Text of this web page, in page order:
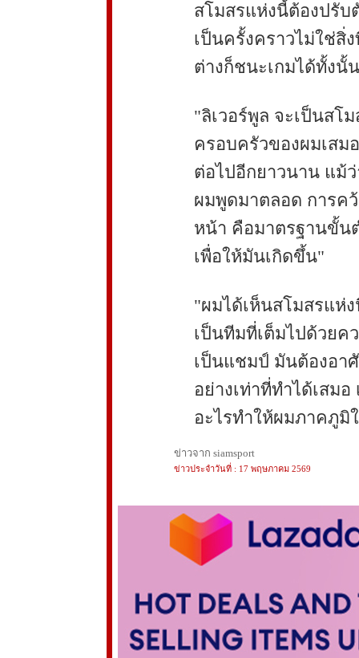
สโมสรแห่งนี้ต้องปรับ
เป็นครั้งคราวไม่ใช่สิ่
ต่างก็ชนะเกมได้ทั้งนั้น
"ลิเวอร์พูล จะเป็นสโ
ครอบครัวของผมเสม
ต่อไปอีกยาวนาน แม้
ผมพูดมาตลอด การค
หน้า คือมาตรฐานขั้น
เพื่อให้มันเกิดขึ้น"
"ผมได้เห็นสโมสรแห่
เป็นทีมที่เต็มไปด้วยค
เป็นแชมป์ มันต้องอา
อย่างเท่าที่ทำได้เสม
อะไรทำให้ผมภาคภูมิ
ข่าวจาก siamsport
ข่าวประจำวันที่ : 17 พฤษภาคม 2569